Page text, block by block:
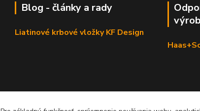
Blog - články a rady
Liatinové krbové vložky KF Design